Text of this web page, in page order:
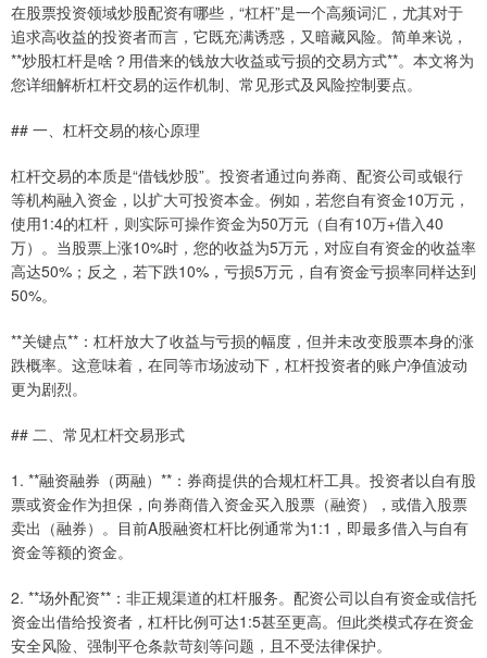
在股票投资领域炒股配资有哪些，“杠杆”是一个高频词汇，尤其对于
追求高收益的投资者而言，它既充满诱惑，又暗藏风险。简单来说，
**炒股杠杆是啥？用借来的钱放大收益或亏损的交易方式**。本文将为
您详细解析杠杆交易的运作机制、常见形式及风险控制要点。
## 一、杠杆交易的核心原理
杠杆交易的本质是“借钱炒股”。投资者通过向券商、配资公司或银行
等机构融入资金，以扩大可投资本金。例如，若您自有资金10万元，
使用1:4的杠杆，则实际可操作资金为50万元（自有10万+借入40
万）。当股票上涨10%时，您的收益为5万元，对应自有资金的收益率
高达50%；反之，若下跌10%，亏损5万元，自有资金亏损率同样达到
50%。
**关键点**：杠杆放大了收益与亏损的幅度，但并未改变股票本身的涨
跌概率。这意味着，在同等市场波动下，杠杆投资者的账户净值波动
更为剧烈。
## 二、常见杠杆交易形式
1. **融资融券（两融）**：券商提供的合规杠杆工具。投资者以自有股
票或资金作为担保，向券商借入资金买入股票（融资），或借入股票
卖出（融券）。目前A股融资杠杆比例通常为1:1，即最多借入与自有
资金等额的资金。
2. **场外配资**：非正规渠道的杠杆服务。配资公司以自有资金或信托
资金出借给投资者，杠杆比例可达1:5甚至更高。但此类模式存在资金
安全风险、强制平仓条款苛刻等问题，且不受法律保护。